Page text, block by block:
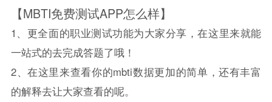
【MBTI免费测试APP怎么样】
1、更全面的职业测试功能为大家分享，在这里来就能
一站式的去完成答题了哦！
2、在这里来查看你的mbti数据更加的简单，还有丰富
的解释去让大家查看的呢。